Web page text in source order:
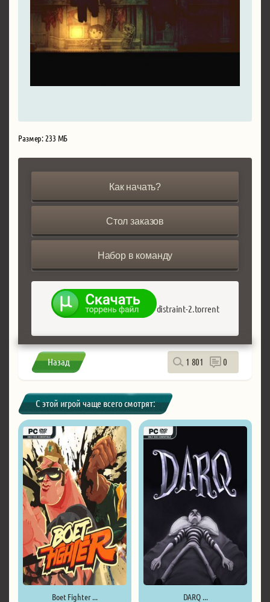
Размер: 233 МБ
Как начать?
Стол заказов
Набор в команду
distraint-2.torrent
Назад 1 801 0
С этой игрой чаще всего смотрят:
Boet Fighter ... DARQ ...